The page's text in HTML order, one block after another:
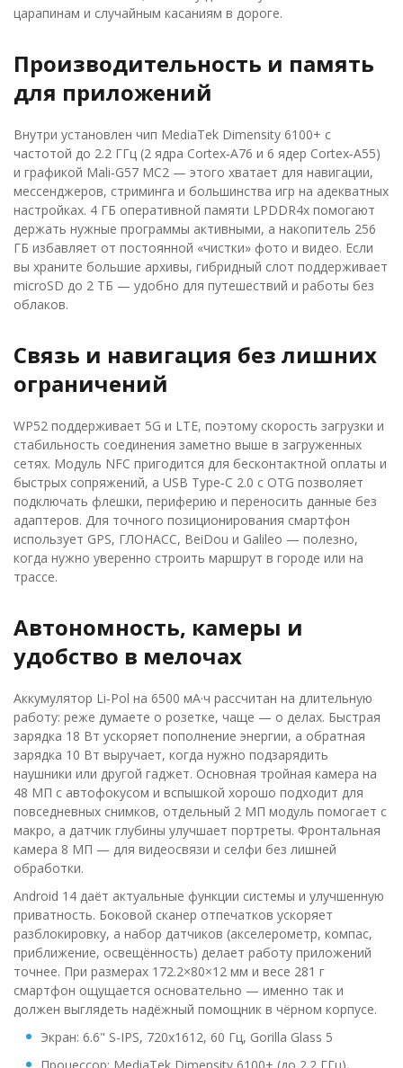
царапинам и случайным касаниям в дороге.
Производительность и память
для приложений
Внутри установлен чип MediaTek Dimensity 6100+ с
частотой до 2.2 ГГц (2 ядра Cortex‑A76 и 6 ядер Cortex‑A55)
и графикой Mali‑G57 MC2 — этого хватает для навигации,
мессенджеров, стриминга и большинства игр на адекватных
настройках. 4 ГБ оперативной памяти LPDDR4x помогают
держать нужные программы активными, а накопитель 256
ГБ избавляет от постоянной «чистки» фото и видео. Если
вы храните большие архивы, гибридный слот поддерживает
microSD до 2 ТБ — удобно для путешествий и работы без
облаков.
Связь и навигация без лишних
ограничений
WP52 поддерживает 5G и LTE, поэтому скорость загрузки и
стабильность соединения заметно выше в загруженных
сетях. Модуль NFC пригодится для бесконтактной оплаты и
быстрых сопряжений, а USB Type‑C 2.0 с OTG позволяет
подключать флешки, периферию и переносить данные без
адаптеров. Для точного позиционирования смартфон
использует GPS, ГЛОНАСС, BeiDou и Galileo — полезно,
когда нужно уверенно строить маршрут в городе или на
трассе.
Автономность, камеры и
удобство в мелочах
Аккумулятор Li‑Pol на 6500 мА·ч рассчитан на длительную
работу: реже думаете о розетке, чаще — о делах. Быстрая
зарядка 18 Вт ускоряет пополнение энергии, а обратная
зарядка 10 Вт выручает, когда нужно подзарядить
наушники или другой гаджет. Основная тройная камера на
48 МП с автофокусом и вспышкой хорошо подходит для
повседневных снимков, отдельный 2 МП модуль помогает с
макро, а датчик глубины улучшает портреты. Фронтальная
камера 8 МП — для видеосвязи и селфи без лишней
обработки.
Android 14 даёт актуальные функции системы и улучшенную
приватность. Боковой сканер отпечатков ускоряет
разблокировку, а набор датчиков (акселерометр, компас,
приближение, освещённость) делает работу приложений
точнее. При размерах 172.2×80×12 мм и весе 281 г
смартфон ощущается основательно — именно так и
должен выглядеть надёжный помощник в чёрном корпусе.
Экран: 6.6" S-IPS, 720x1612, 60 Гц, Gorilla Glass 5